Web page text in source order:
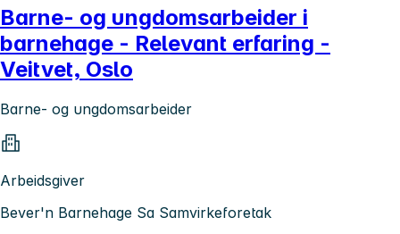
Barne- og ungdomsarbeider i
barnehage - Relevant erfaring -
Veitvet, Oslo
Barne- og ungdomsarbeider
Arbeidsgiver
Bever'n Barnehage Sa Samvirkeforetak